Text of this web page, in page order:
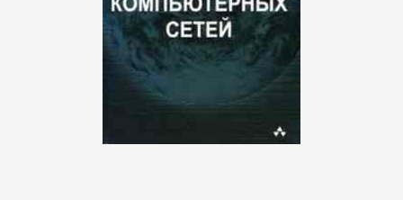
Литература
Присоединиться